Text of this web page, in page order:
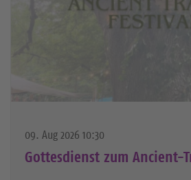
09. Aug 2026 10:30
Gottesdienst zum Ancient-